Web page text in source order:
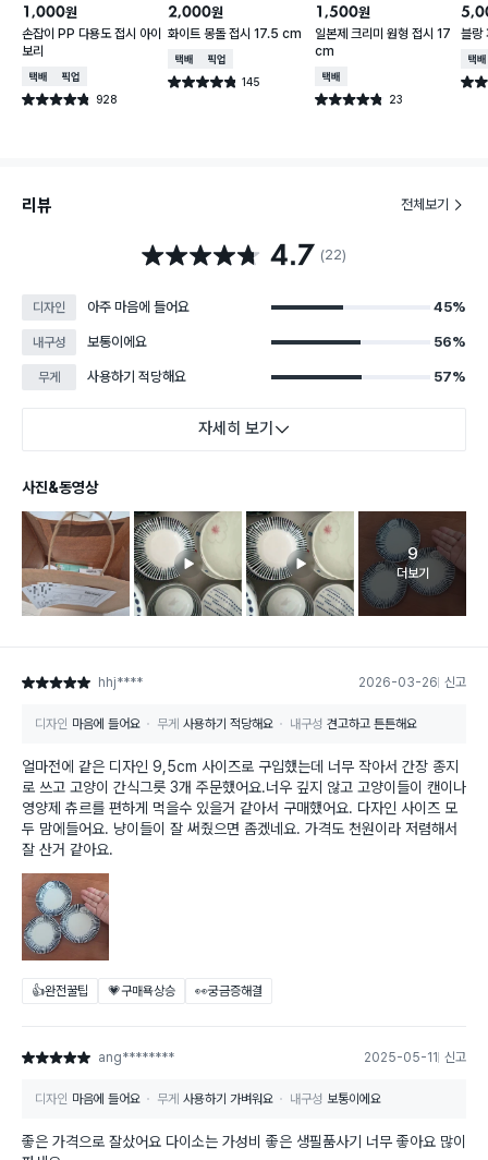
1,000원
손잡이 PP 다용도 접시 아이
보리
택배배송매장픽업
별점 4.8점 928
건 작성
2,000원
화이트 몽돌 접시 17.5 cm
택배배송매장픽업
별점 4.8점 145
건 작성
1,500원
일본제 크리미 원형 접시 17
cm
택배배송
별점 4.8점 23
건 작성
블랑
택배
별점
리뷰 전체보기
별점 4.7점 4.7 (22)
디자인 아주 마음에 들어요 45%
내구성 보통이에요 56%
무게 사용하기 적당해요 57%
자세히 보기
사진&동영상
고객 리뷰
9
더보기
별점 5점 hhj**** 2026-03-26 신고
디자인 마음에 들어요 무게 사용하기 적당해요 내구성 견고하고 튼튼해요
얼마전에 같은 디자인 9,5cm 사이즈로 구입했는데 너무 작아서 간장 종지
로 쓰고 고양이 간식그릇 3개 주문했어요.너우 깊지 않고 고양이들이 캔이나
영양제 츄르를 편하게 먹을수 있을거 같아서 구매했어요. 다자인 사이즈 모
두 맘에들어요. 냥이들이 잘 써줬으면 좀겠네요. 가격도 천원이라 저렴해서
잘 산거 같아요.
👍완전꿀팁 💗구매욕상승 👀궁금증해결
별점 5점 ang******** 2025-05-11 신고
디자인 마음에 들어요 무게 사용하기 가벼워요 내구성 보통이에요
좋은 가격으로 잘샀어요 다이소는 가성비 좋은 생필품사기 너무 좋아요 많이